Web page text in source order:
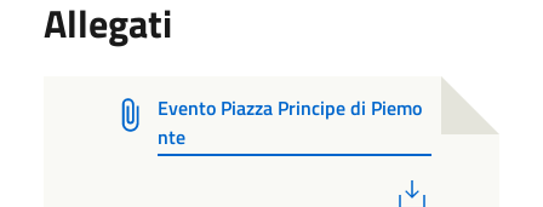
Allegati
Evento Piazza Principe di Piemo
nte